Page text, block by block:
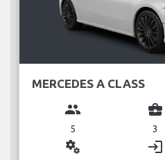
MERCEDES A CLASS
group
5
business_center
3
miscellaneous_services login